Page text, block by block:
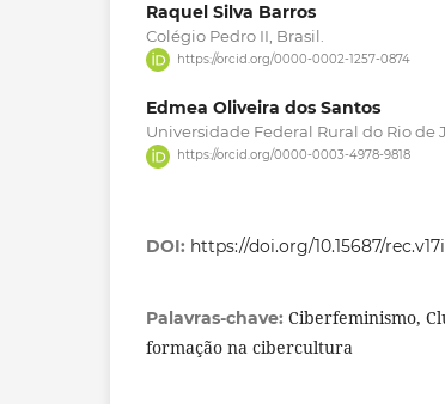
Raquel Silva Barros
Colégio Pedro II, Brasil.
https://orcid.org/0000-0002-1257-0874
Edmea Oliveira dos Santos
Universidade Federal Rural do Rio de
https://orcid.org/0000-0003-4978-9818
DOI: https://doi.org/10.15687/
Palavras-chave: Ciberfeminismo,
formação na cibercultura